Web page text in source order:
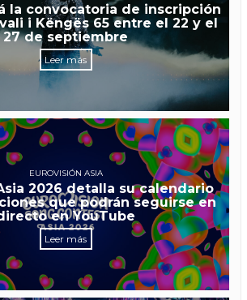
la convocatoria de inscripción
i Këngës 65 entre el 22 y el
27 de septiembre
Leer más
EUROVISIÓN ASIA
2026 detalla su calendario
que podrán seguirse en
en YouTube
Leer más